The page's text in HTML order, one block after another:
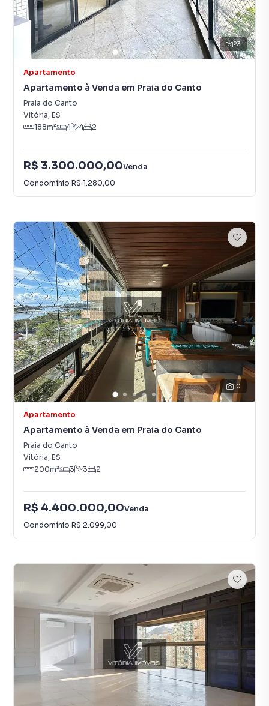
23
Apartamento
Apartamento à Venda em Praia do Canto
Praia do Canto
Vitória, ES
188m² 4 4 2
R$ 3.300.000,00Venda
Condomínio R$ 1.280,00
10
Apartamento
Apartamento à Venda em Praia do Canto
Praia do Canto
Vitória, ES
200m² 3 3 2
R$ 4.400.000,00Venda
Condomínio R$ 2.099,00